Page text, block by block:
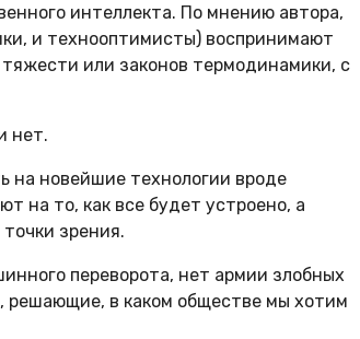
интеллекта. По мнению автора,
и технооптимисты) воспринимают
или законов термодинамики, с
нет.
на новейшие технологии вроде
на то, как все будет устроено, а
зрения.
переворота, нет армии злобных
решающие, в каком обществе мы хотим